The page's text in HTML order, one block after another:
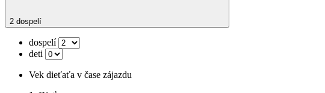
2 dospelí
dospelí
deti
Vek dieťaťa v čase zájazdu